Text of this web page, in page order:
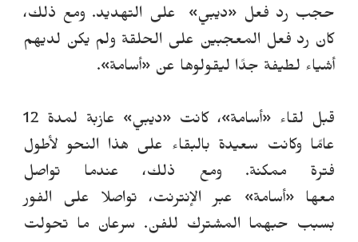
حجب رد فعل «ديبي»
على التهديد. ومع ذلك،
كان رد فعل المعجبين على الحلقة ولم يكن لديهم
أشياء لطيفة جدًا ليقولوها عن «أسامة»
.
قبل لقاء «أسامة»، كانت«ديبي»
عازبة لمدة 12
عامًا وكانت سعيدة بالبقاء على هذا النحو لأطول
فترة ممكنة. ومع ذلك، عندما تواصل
معها«أسامة» عبر الإنترنت، تواصلا على الفور
بسبب حبهما المشترك للفن. سرعان ما تحولت